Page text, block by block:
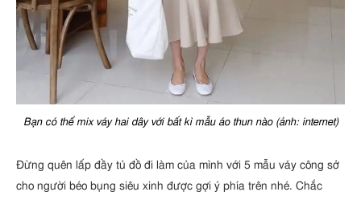
Bạn có thể mix váy hai dây với bất kì mẫu áo thun nào (ảnh: internet)
Đừng quên lấp đầy tủ đồ đi làm của mình với 5 mẫu váy công sở
cho người béo bụng siêu xinh được gợi ý phía trên nhé. Chắc